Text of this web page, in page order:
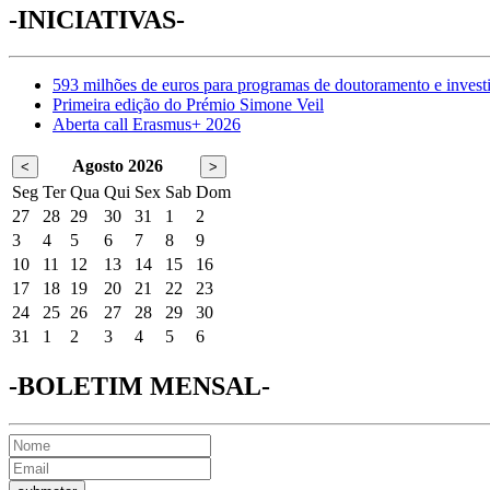
-INICIATIVAS-
593 milhões de euros para programas de doutoramento e
Primeira edição do Prémio Simone Veil
Aberta call Erasmus+ 2026
< Agosto 2026 >
Seg Ter Qua Qui Sex Sab Dom
27
28 29 30 31 1
2
3
4 5 6 7 8
9
10
11 12 13 14 15
16
17
18 19 20 21 22
23
24
25 26 27 28 29
30
31
1 2 3 4 5 6
-BOLETIM MENSAL-